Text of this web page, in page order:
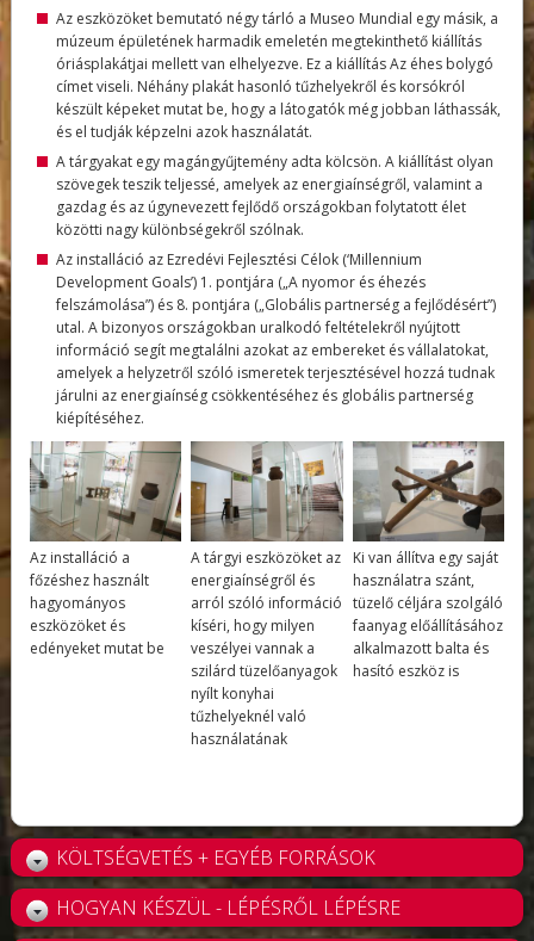
Az eszközöket bemutató négy tárló a Museo Mundial egy másik, a
múzeum épületének harmadik emeletén megtekinthető kiállítás
óriásplakátjai mellett van elhelyezve. Ez a kiállítás Az éhes bolygó
címet viseli. Néhány plakát hasonló tűzhelyekről és korsókról
készült képeket mutat be, hogy a látogatók még jobban láthassák,
és el tudják képzelni azok használatát.
A tárgyakat egy magángyűjtemény adta kölcsön. A kiállítást olyan
szövegek teszik teljessé, amelyek az energiaínségről, valamint a
gazdag és az úgynevezett fejlődő országokban folytatott élet
közötti nagy különbségekről szólnak.
Az installáció az Ezredévi Fejlesztési Célok (‘Millennium
Development Goals’) 1. pontjára („A nyomor és éhezés
felszámolása”) és 8. pontjára („Globális partnerség a fejlődésért”)
utal. A bizonyos országokban uralkodó feltételekről nyújtott
információ segít megtalálni azokat az embereket és vállalatokat,
amelyek a helyzetről szóló ismeretek terjesztésével hozzá tudnak
járulni az energiaínség csökkentéséhez és globális partnerség
kiépítéséhez.
Az installáció a
főzéshez használt
hagyományos
eszközöket és
edényeket mutat be
A tárgyi eszközöket az
energiaínségről és
arról szóló információ
kíséri, hogy milyen
veszélyei vannak a
szilárd tüzelőanyagok
nyílt konyhai
tűzhelyeknél való
használatának
Ki van állítva egy saját
használatra szánt,
tüzelő céljára szolgáló
faanyag előállításához
alkalmazott balta és
hasító eszköz is
KÖLTSÉGVETÉS + EGYÉB FORRÁSOK
HOGYAN KÉSZÜL - LÉPÉSRŐL LÉPÉSRE